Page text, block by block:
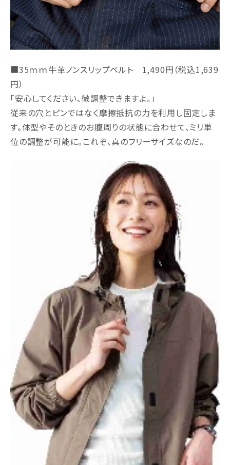
■35ｍｍ牛革ノンスリップベルト 1,490円（税込1,639
円）
「安心してください、微調整できますよ。」
従来の穴とピンではなく摩擦抵抗の力を利用し固定しま
す。体型やそのときのお腹周りの状態に合わせて、ミリ単
位の調整が可能に。これぞ、真のフリーサイズなのだ。